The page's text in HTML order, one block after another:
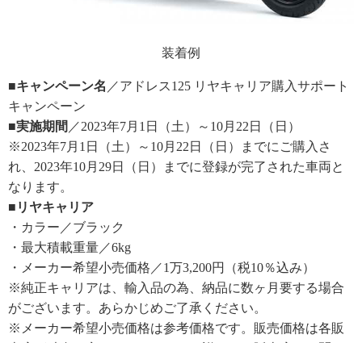
装着例
■キャンペーン名 ／アドレス125 リヤキャリア購入サポート
キャンペーン
■実施期間 ／2023年7月1日（土）～10月22日（日）
※2023年7月1日（土）～10月22日（日）までにご購入さ
れ、2023年10月29日（日）までに登録が完了された車両と
なります。
■リヤキャリア
・カラー／ブラック
・最大積載重量／6kg
・メーカー希望小売価格／1万3,200円（税10％込み）
※純正キャリアは、輸入品の為、納品に数ヶ月要する場合
がございます。あらかじめご了承ください。
※メーカー希望小売価格は参考価格です。販売価格は各販